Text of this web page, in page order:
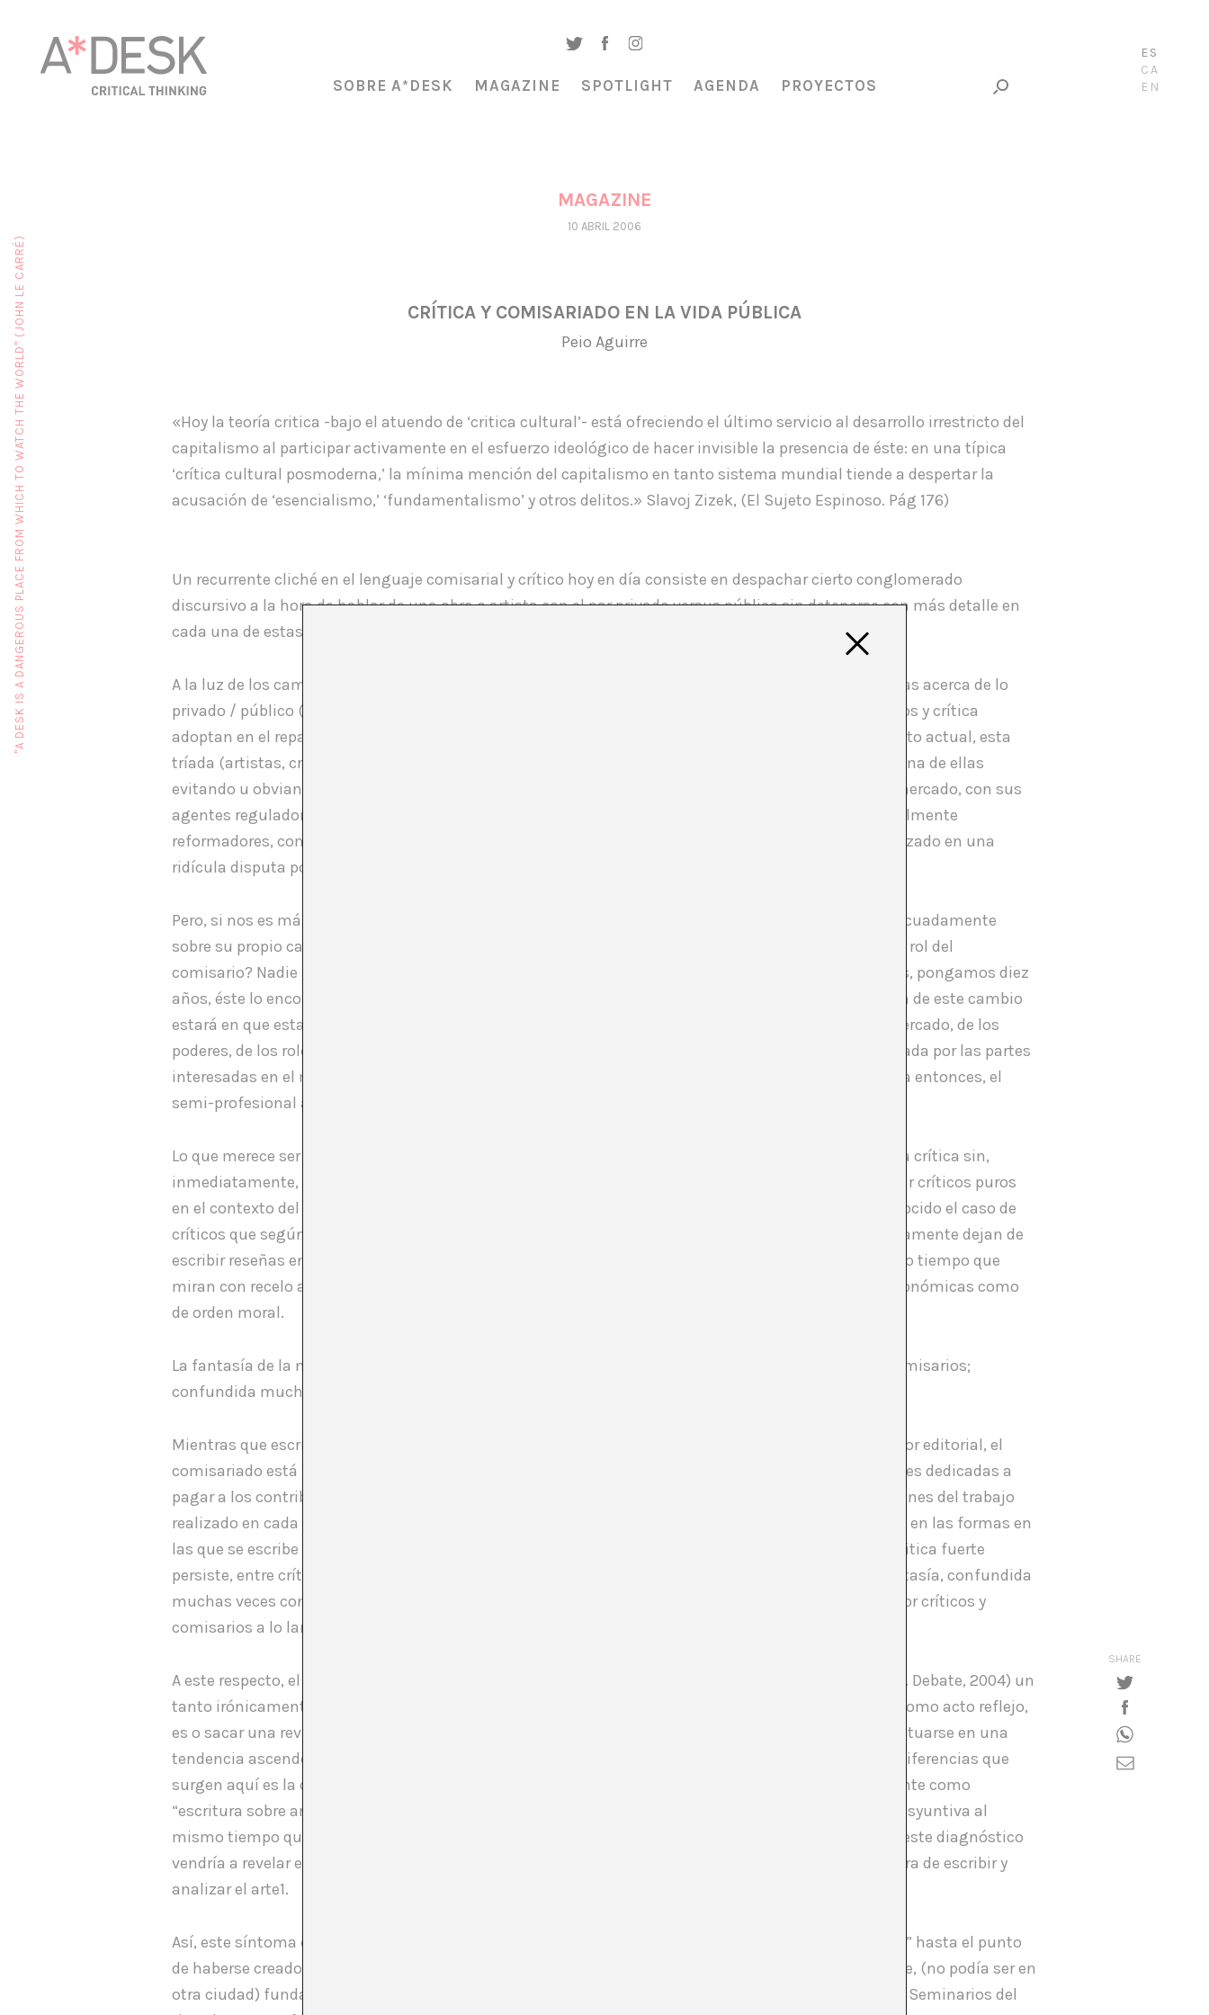
ES
CA
EN
SOBRE A*DESK MAGAZINE SPOTLIGHT AGENDA PROYECTOS
MAGAZINE
10 ABRIL 2006
CRÍTICA Y COMISARIADO EN LA VIDA PÚBLICA
Peio Aguirre
«Hoy la teoría critica -bajo el atuendo de ‘critica cultural’- está ofreciendo el último servicio al desarrollo irrestricto del
capitalismo al participar activamente en el esfuerzo ideológico de hacer invisible la presencia de éste: en una típica
‘crítica cultural posmoderna,’ la mínima mención del capitalismo en tanto sistema mundial tiende a despertar la
acusación de ‘esencialismo,’ ‘fundamentalismo’ y otros delitos.» Slavoj Zizek, (El Sujeto Espinoso. Pág 176)
Un recurrente cliché en el lenguaje comisarial y crítico hoy en día consiste en despachar cierto conglomerado
discursivo a la hora de hablar de una obra o artista con el par privado versus público sin detenerse con más detalle en
cada una de estas dos categorías.
A la luz de los cambios producidos en las lógicas de la producción, esta revisión de categorías estancas acerca de lo
privado / público (no tanto en su aplicación a los obras de arte, sino a los roles que artistas, comisarios y crítica
adoptan en el reparto laboral de la cadena productiva) se hace más necesaria que nunca. En el contexto actual, esta
tríada (artistas, críticos y comisarios) nos asegura como mínimo que sea imposible referirse a cada una de ellas
evitando u obviando las otras dos. Como trasfondo de esta cadena y acto seguido, se encontraría el mercado, con sus
agentes reguladores, y también las instituciones públicas, también con sus propios mediadores igualmente
reformadores, como si la competencia entre las esferas públicas y privadas del arte se hubieran enzarzado en una
ridícula disputa por saber quién ejerce una mayor autoridad moral o criticismo.
Pero, si nos es más o menos fácil plantear la pregunta ¿qué sería de una crítica que no reflexiona adecuadamente
sobre su propio campo de actividad? entonces, ¿cómo no reflexionar sobre la urgente redefinición del rol del
comisario? Nadie negará que, si ha habido un cambio sustancial en el ámbito artístico en los últimos, pongamos diez
años, éste lo encontraremos en el ascenso y emergencia de la figura del comisario. Otra característica de este cambio
estará en que esta nueva presencia, lejos de considerarse como un quebrantamiento de la ley, (del mercado, de los
poderes, de los roles definidos o de los discursos) ha venido a ser celebrada o progresivamente asimilada por las partes
interesadas en el mantenimiento del status quo o en el resurgimiento de una vocación vacante hasta entonces, el
semi-profesional amante del arte convertido en mediador.
Lo que merece ser destacado es que, a día de hoy, parece imposible separar o hablar de la función de la crítica sin,
inmediatamente, referirse al rol del comisario. Es cierto también que, cada vez es más difícil encontrar críticos puros
en el contexto del arte y que casi todos ellos/as comisarían. Sin embargo, de manera opuesta, es conocido el caso de
críticos que según van subiendo o aceptando encargos -o incluso puestos institucionales- progresivamente dejan de
escribir reseñas en revistas y periódicos (como si éstos fueran una especie de género menor) al mismo tiempo que
miran con recelo aquello que se escribe sobre su práctica curatorial. Las razones de esto son tanto económicas como
de orden moral.
La fantasía de la necesidad que tenemos de dotarnos de una critica fuerte persiste, entre críticos y comisarios;
confundida muchas veces con el impulso adolescente que supone poner en marcha una revista.
Mientras que escribir reseñas o artículos reporta cantidades ínfimas de dinero, tal y como está el sector editorial, el
comisariado está revalorizándose a pasos agigantados. Sólo hay que ver las tarifas de las instituciones dedicadas a
pagar a los contribuidores textuales y los honorarios del comisariado, aún manteniendo las proporciones del trabajo
realizado en cada uno de los casos. Esta situación, ha conducido a una manifiesta situación de crisis en las formas en
las que se escribe sobre arte, mientras la fantasía de la necesidad que tenemos de dotarnos de una critica fuerte
persiste, entre críticos y comisarios, aunque difícilmente se realice algo efectivo al respecto. Esta fantasía, confundida
muchas veces con el impulso adolescente que supone poner en marcha una revista, es compartida por críticos y
comisarios a lo largo y ancho del mundo.
A este respecto, el crítico literario marxista Terry Eagleton dice en su libro de memorias, (El Portero. Ed. Debate, 2004) un
tanto irónicamente, que cuando un izquierdista está sumido en una crisis lo primero que hace, casi como acto reflejo,
es o sacar una revista o convocar un congreso. Sin embargo es un hecho que el comisariado parece situarse en una
tendencia ascendente de crecimiento y la crítica parece encogerse de manera galopante. Otra de las diferencias que
surgen aquí es la distinción entre un género llamado “crítica de arte” y otro denominado genéricamente como
“escritura sobre arte.” En su artículo de Art Monthly el artista y crítico J.J. Charlesworth plantea esta disyuntiva al
mismo tiempo que menciona que siempre que cíclicamente se menciona una “crisis del arte” lo que este diagnóstico
vendría a revelar es la pérdida de autoridad de los valores de los que se disfrutaba previamente a la hora de escribir y
analizar el arte1.
Así, este síntoma de una crisis en la crítica ha sido ya detectado y puesto en las manos de “curadores,” hasta el punto
de haberse creado iniciativas del estilo de The Institute of Art Criticism en la Frankfurt’s Staedelschule, (no podía ser en
otra ciudad) fundada en el 2003 por su director Daniel Birnbaum y por la Text Zur Kunst Isabelle Graw. Seminarios del
SHARE
"A DESK IS A DANGEROUS PLACE FROM WHICH TO WATCH THE WORLD" (JOHN LE CARRÉ)